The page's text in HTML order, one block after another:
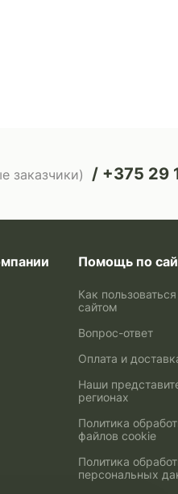
заказчики) +375 29
Помощь по
Как пользоваться
сайтом
Вопрос-ответ
Оплата и
Наши
регионах
Политика
файлов cookie
Политика
персональных